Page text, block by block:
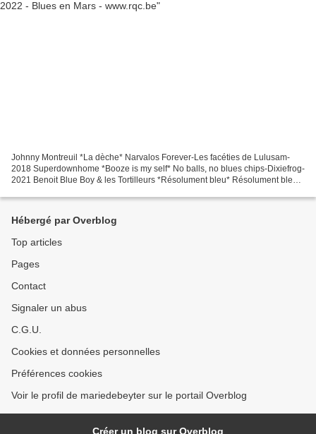
Johnny Montreuil *La dèche* Narvalos Forever-Les facéties de Lulusam-
2018 Superdownhome *Booze is my self* No balls, no blues chips-Dixiefrog-
2021 Benoit Blue Boy & les Tortilleurs *Résolument bleu* Résolument bleu-
Hébergé par Overblog
Top articles
Pages
Contact
Signaler un abus
C.G.U.
Cookies et données personnelles
Préférences cookies
Voir le profil de mariedebeyter sur le portail Overblog
Créer un blog sur Overblog